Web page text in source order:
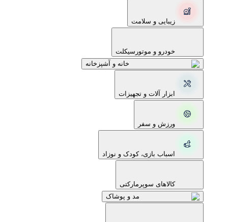
زیبایی و سلامت
خودرو و موتورسیکلت
خانه و آشپزخانه
ابزار آلات و تجهیزات
ورزش و سفر
اسباب بازی، کودک و نوزاد
کالاهای سوپرمارکتی
مد و پوشاک